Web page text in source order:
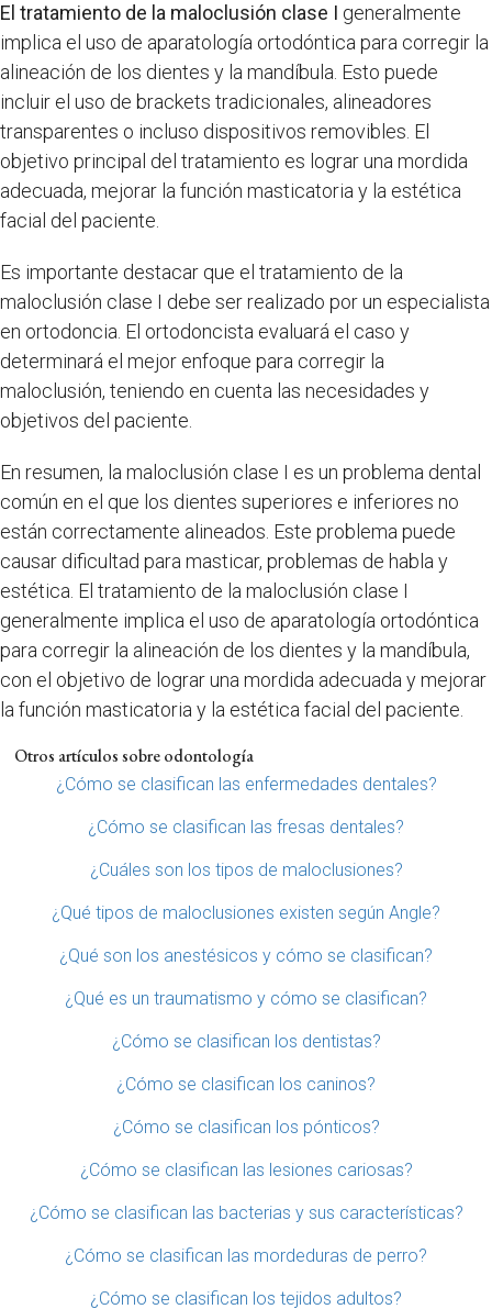
El tratamiento de la maloclusión clase I generalmente
implica el uso de aparatología ortodóntica para corregir la
alineación de los dientes y la mandíbula. Esto puede
incluir el uso de brackets tradicionales, alineadores
transparentes o incluso dispositivos removibles. El
objetivo principal del tratamiento es lograr una mordida
adecuada, mejorar la función masticatoria y la estética
facial del paciente.
Es importante destacar que el tratamiento de la
maloclusión clase I debe ser realizado por un especialista
en ortodoncia. El ortodoncista evaluará el caso y
determinará el mejor enfoque para corregir la
maloclusión, teniendo en cuenta las necesidades y
objetivos del paciente.
En resumen, la maloclusión clase I es un problema dental
común en el que los dientes superiores e inferiores no
están correctamente alineados. Este problema puede
causar dificultad para masticar, problemas de habla y
estética. El tratamiento de la maloclusión clase I
generalmente implica el uso de aparatología ortodóntica
para corregir la alineación de los dientes y la mandíbula,
con el objetivo de lograr una mordida adecuada y mejorar
la función masticatoria y la estética facial del paciente.
Otros artículos sobre odontología
¿Cómo se clasifican las enfermedades dentales?
¿Cómo se clasifican las fresas dentales?
¿Cuáles son los tipos de maloclusiones?
¿Qué tipos de maloclusiones existen según Angle?
¿Qué son los anestésicos y cómo se clasifican?
¿Qué es un traumatismo y cómo se clasifican?
¿Cómo se clasifican los dentistas?
¿Cómo se clasifican los caninos?
¿Cómo se clasifican los pónticos?
¿Cómo se clasifican las lesiones cariosas?
¿Cómo se clasifican las bacterias y sus características?
¿Cómo se clasifican las mordeduras de perro?
¿Cómo se clasifican los tejidos adultos?